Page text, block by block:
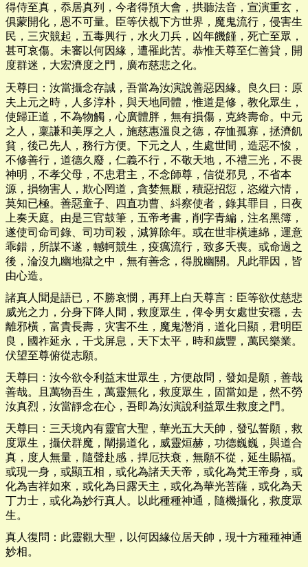
得侍至真，忝居真列，今者得預大會，拱聽法音，宣演重玄，
俱蒙開化，恩不可量。臣等伏覩下方世界，魔鬼流行，侵害生
民，三灾競起，五毒興行，水火刀兵，凶年饑饉，死亡至眾，
甚可哀傷。未審以何因緣，遭罹此苦。恭惟天尊至仁善貸，開
度群迷，大宏濟度之門，廣布慈悲之化。
天尊曰：汝當攝念存誠，吾當為汝演說善惡因緣。良久曰：原
夫上元之時，人多淳朴，與天地同體，惟道是修，教化眾生，
使歸正道，不為物觸，心廣體胖，無有損傷，克終壽命。中元
之人，稟謙和美厚之人，施慈惠溫良之德，存恤孤寡，拯濟飢
貧，後己先人，務行方便。下元之人，生處世間，造惡不悛，
不修善行，道德久廢，仁義不行，不敬天地，不禮三光，不畏
神明，不孝父母，不忠君主，不念師尊，信從邪見，不省本
源，損物害人，欺心罔道，貪婪無厭，積惡招愆，恣縱六情，
莫知已極。善惡童子、四直功曹、紏察使者，錄其罪目，日夜
上奏天庭。由是三官鼓筆，五帝考書，削字青編，注名黑簿，
遂使司命司錄、司功司殺，減算除年。或在世非橫連綿，運意
乖錯，所謀不遂，轗軻競生，疫癘流行，致多夭喪。或命過之
後，淪沒九幽地獄之中，無有善念，得脫幽關。凡此罪因，皆
由心造。
諸真人聞是語已，不勝哀憫，再拜上白天尊言：臣等欲仗慈悲
威光之力，分身下降人間，救度眾生，俾令男女處世安穩，去
離邪橫，富貴長壽，灾害不生，魔鬼濳消，道化日顯，君明臣
良，國祚延永，干戈屏息，天下太平，時和歲豐，萬民樂業。
伏望至尊俯從志願。
天尊曰：汝今欲令利益末世眾生，方便啟問，發如是願，善哉
善哉。且萬物吾生，萬靈無化，救度眾生，固當如是，然不勞
汝真烈，汝當靜念在心，吾即為汝演說利益眾生救度之門。
天尊曰：三天境內有靈官大聖，華光五大天帥，發弘誓願，救
度眾生，攝伏群魔，闡揚道化，威靈烜赫，功德巍巍，與道合
真，度人無量，隨聲赴感，捍厄扶衰，無願不從，延生賜福。
或現一身，或顯五相，或化為諸天天帝，或化為梵王帝身，或
化為吉祥如來，或化為日露天主，或化為華光菩薩，或化為天
丁力士，或化為妙行真人。以此種種神通，隨機攝化，救度眾
生。
真人復問：此靈觀大聖，以何因緣位居天帥，現十方種種神通
妙相。